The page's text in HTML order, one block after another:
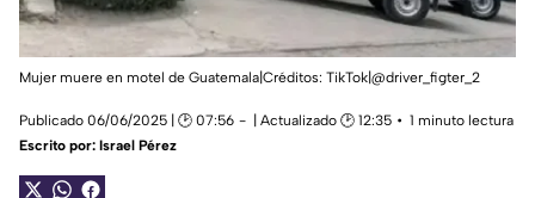
Mujer muere en motel de Guatemala|Créditos: TikTok|@driver_figter_2
Publicado 06/06/2025 | 🕑 07:56 | Actualizado 🕑 12:35
1 minuto lectura
Escrito por: Israel Pérez